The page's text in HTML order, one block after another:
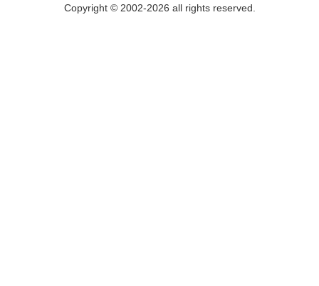
Copyright © 2002-2026 all rights reserved.